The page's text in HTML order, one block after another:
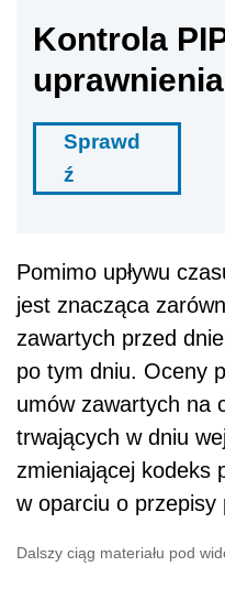
Kontrola
uprawnienia
Sprawd
ź
Pomimo upływu
jest znacząca
zawartych przed
po tym dniu. Oceny
umów zawartych na
trwających w dniu
zmieniającej kodeks
w oparciu o przepisy
Dalszy ciąg materiału pod